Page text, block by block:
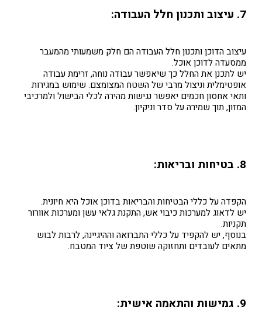
7. עיצוב ותכנון חלל העבודה:
עיצוב הדוכן ותכנון חלל העבודה הם חלק משמעותי מהמעבר
ממסעדה לדוכן אוכל.
יש לתכנן את החלל כך שיאפשר עבודה נוחה, זרימת עבודה
אופטימלית וניצול מרבי של השטח המצומצם. שימוש במגירות
ותאי אחסון חכמים יאפשר נגישות מהירה לכלי הבישול ולמרכיבי
המזון, תוך שמירה על סדר וניקיון.
8. בטיחות ובריאות:
הקפדה על כללי הבטיחות והבריאות בדוכן אוכל היא חיונית.
יש לדאוג למערכות כיבוי אש, התקנת גלאי עשן ומערכות אוורור
תקניות.
בנוסף, יש להקפיד על כללי התברואה וההיגיינה, לרבות לבוש
מתאים לעובדים ותחזוקה שוטפת של ציוד המטבח.
9. גמישות והתאמה אישית: